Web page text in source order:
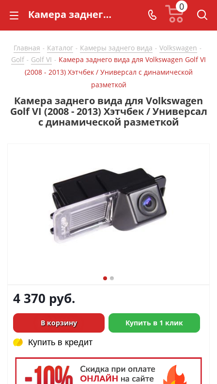
Камера заднего вида для Volkswagen Golf VI (2008 - 2013) Хэтчбек / Универсал с динамической разметкой - купить в СarBaza
0
Главная - Каталог - Камеры заднего вида - Volkswagen -
Golf - Golf VI - Камера заднего вида для Volkswagen Golf VI
(2008 - 2013) Хэтчбек / Универсал с динамической
разметкой
Камера заднего вида для Volkswagen
Golf VI (2008 - 2013) Хэтчбек / Универсал
с динамической разметкой
4 370 руб.
В корзину Купить в 1 клик
Купить в кредит
Купить в кредит